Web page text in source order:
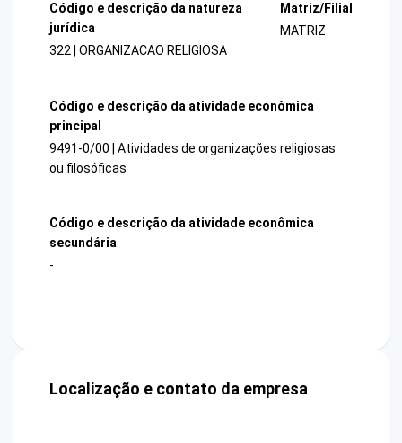
Código e descrição da natureza
jurídica
322 | ORGANIZACAO RELIGIOSA
Matriz/Filial
MATRIZ
Código e descrição da atividade econômica
principal
9491-0/00 | Atividades de organizações religiosas
ou filosóficas
Código e descrição da atividade econômica
secundária
-
Localização e contato da empresa